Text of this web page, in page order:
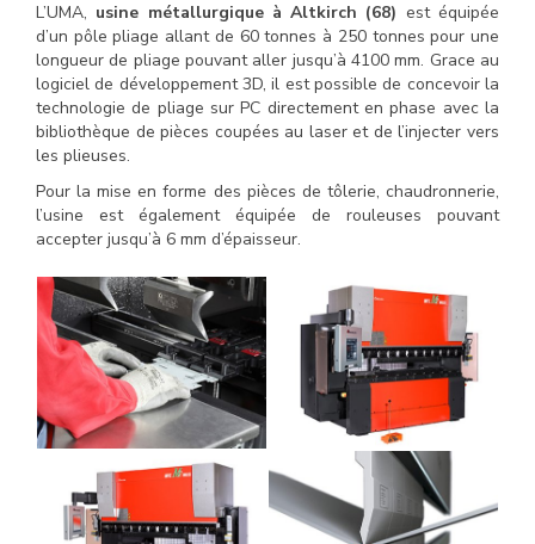
L’UMA, usine métallurgique à Altkirch (68) est équipée
d’un pôle pliage allant de 60 tonnes à 250 tonnes pour une
longueur de pliage pouvant aller jusqu’à 4100 mm. Grace au
logiciel de développement 3D, il est possible de concevoir la
technologie de pliage sur PC directement en phase avec la
bibliothèque de pièces coupées au laser et de l’injecter vers
les plieuses.
Pour la mise en forme des pièces de tôlerie, chaudronnerie,
l’usine est également équipée de rouleuses pouvant
accepter jusqu’à 6 mm d’épaisseur.